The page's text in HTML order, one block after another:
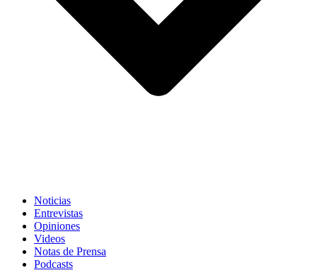
Noticias
Entrevistas
Opiniones
Videos
Notas de Prensa
Podcasts